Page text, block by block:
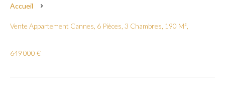
Accueil
Vente Appartement Cannes, 6 Pièces, 3 Chambres, 190 M²,
649 000 €